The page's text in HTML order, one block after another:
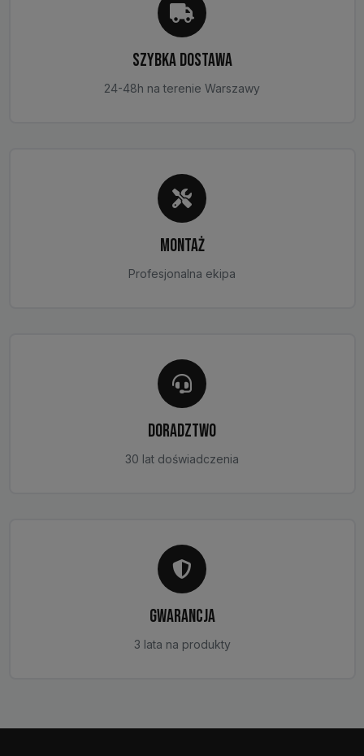
SZYBKA DOSTAWA
24-48h na terenie Warszawy
MONTAŻ
Profesjonalna ekipa
DORADZTWO
30 lat doświadczenia
GWARANCJA
3 lata na produkty